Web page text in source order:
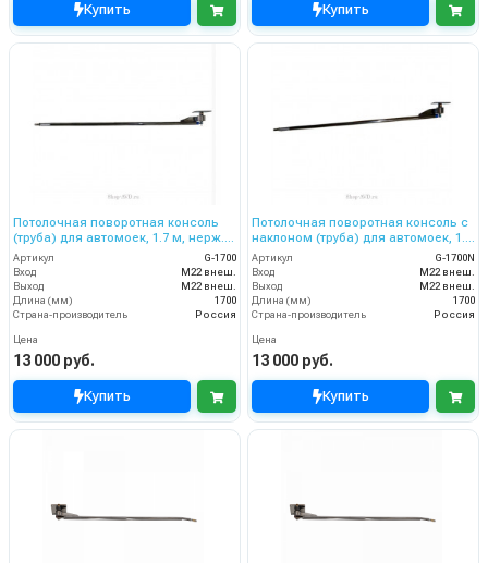
Купить Купить
Потолочная поворотная консоль
(труба) для автомоек, 1.7 м, нерж.
сталь
Артикул
G-1700
Вход
M22 внеш.
Выход
M22 внеш.
Длина (мм)
1700
Страна-производитель
Россия
Цена
13 000 руб.
Купить
Потолочная поворотная консоль c
наклоном (труба) для автомоек, 1.7
м, нерж. сталь
Артикул
G-1700N
Вход
M22 внеш.
Выход
M22 внеш.
Длина (мм)
1700
Страна-производитель
Россия
Цена
13 000 руб.
Купить